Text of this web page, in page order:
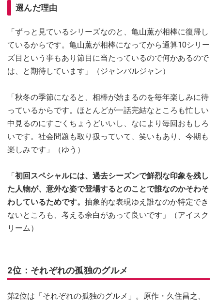
選んだ理由
「ずっと見ているシリーズなのと、亀山薫が相棒に復帰し
ているからです。亀山薫が相棒になってから通算10シリー
ズ目という事もあり節目に当たっているので何かあるので
は、と期待しています」（ジャンバルジャン）
「秋冬の季節になると、相棒が始まるのを毎年楽しみに待
っているからです。ほとんどが一話完結なところも忙しい
中見るのにすごくちょうどいいし、なにより毎回おもしろ
いです。社会問題も取り扱っていて、笑いもあり、今期も
楽しみです」（ゆう）
「初回スペシャルには、過去シーズンで鮮烈な印象を残し
た人物が、意外な姿で登場するとのことで誰なのかそわそ
わしているためです。 抽象的な表現ゆえ誰なのか特定でき
ないところも、考える余白があって良いです」（アイスク
リーム）
2位：それぞれの孤独のグルメ
第2位は「それぞれの孤独のグルメ」。原作・久住昌之、